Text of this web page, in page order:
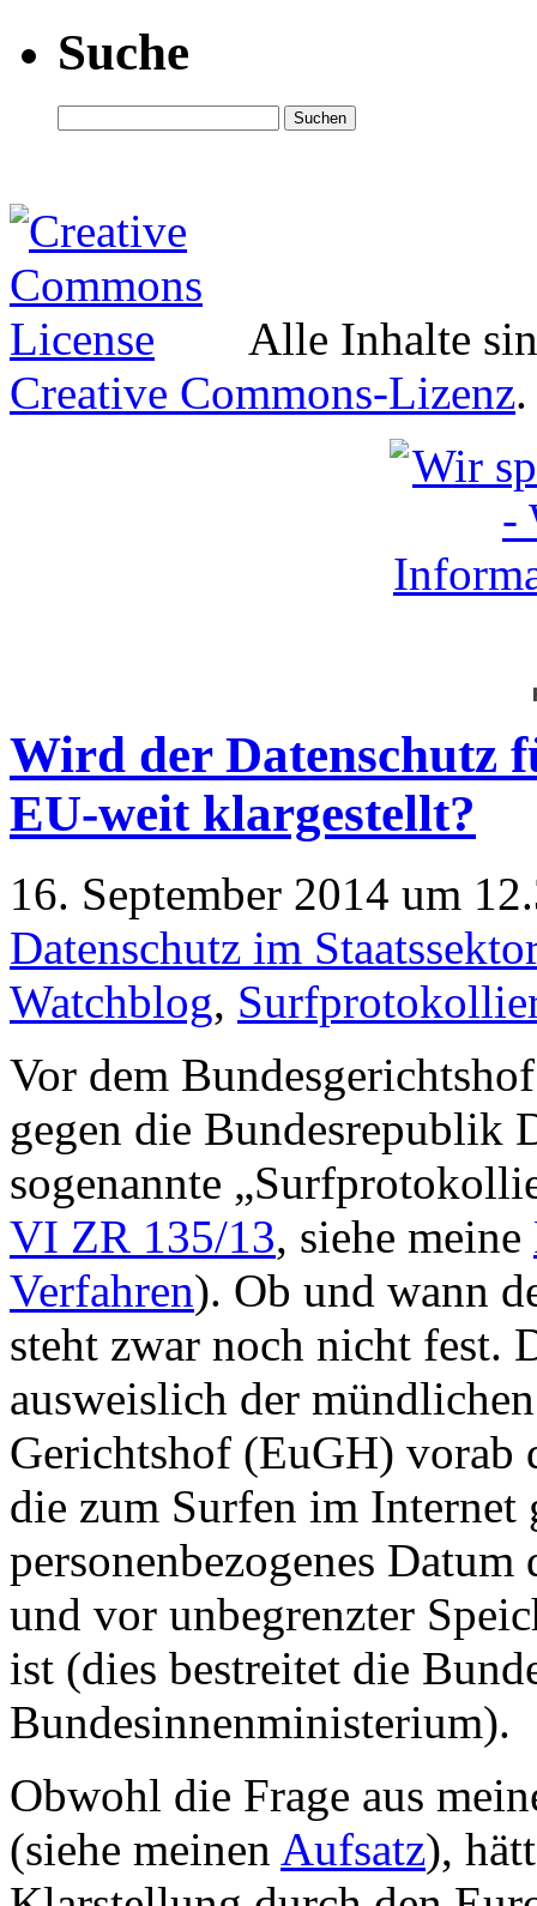
Suche
Alle Inhalte
Creative Commons-Lizenz.
Wird der Datenschutz
EU-weit klargestellt?
16. September 2014 um
Datenschutz im Staatssektor
Watchblog,
Vor dem
gegen die Bundesrepublik
sogenannte
VI ZR 135/13, siehe meine
Verfahren). Ob und wann
steht zwar noch nicht fest.
ausweislich der
Gerichtshof (EuGH) vorab
die zum Surfen im Internet
personenbezogenes
und vor unbegrenzter
ist (dies bestreitet die
Bundesinnenministerium).
Obwohl die Frage aus
(siehe meinen Aufsatz),